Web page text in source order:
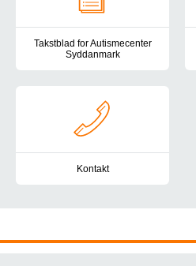
Takstblad for Autismecenter
Syddanmark
Kontakt